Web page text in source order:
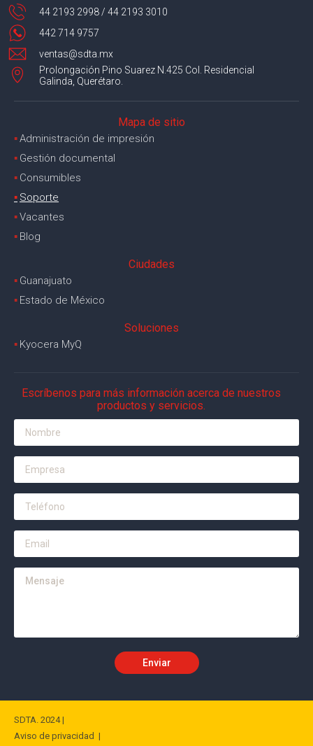
44 2193 2998 / 44 2193 3010
442 714 9757
ventas@sdta.mx
Prolongación Pino Suarez N.425 Col. Residencial
Galinda, Querétaro.
Mapa de sitio
▪︎Administración de impresión
▪︎ Gestión documental
▪︎ Consumibles
▪︎ Soporte
▪︎Vacantes
▪︎ Blog
Ciudades
▪︎ Guanajuato
▪︎ Estado de México
Soluciones
▪︎ Kyocera MyQ
Escríbenos para más información acerca de nuestros
productos y servicios.
SDTA. 2024 |
Aviso de privacidad |